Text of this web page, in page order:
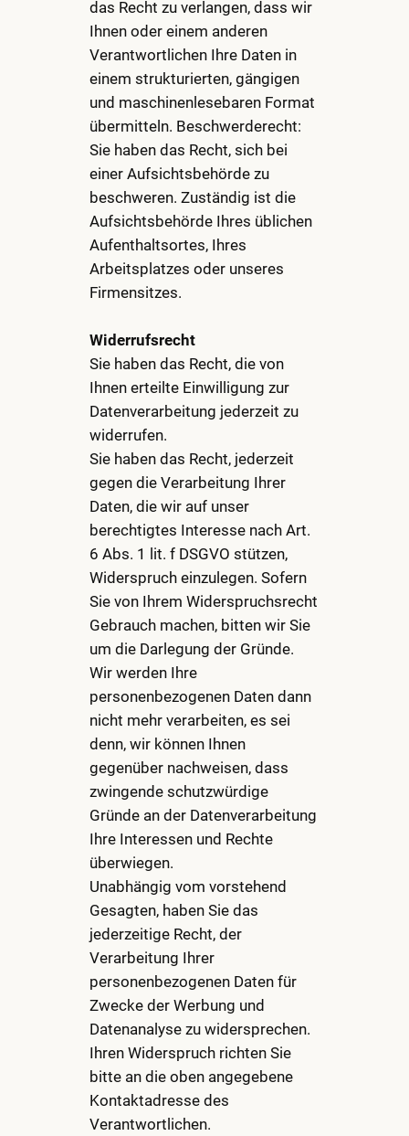
das Recht zu verlangen, dass wir
Ihnen oder einem anderen
Verantwortlichen Ihre Daten in
einem strukturierten, gängigen
und maschinenlesebaren Format
übermitteln. Beschwerderecht:
Sie haben das Recht, sich bei
einer Aufsichtsbehörde zu
beschweren. Zuständig ist die
Aufsichtsbehörde Ihres üblichen
Aufenthaltsortes, Ihres
Arbeitsplatzes oder unseres
Firmensitzes.
Widerrufsrecht
Sie haben das Recht, die von
Ihnen erteilte Einwilligung zur
Datenverarbeitung jederzeit zu
widerrufen.
Sie haben das Recht, jederzeit
gegen die Verarbeitung Ihrer
Daten, die wir auf unser
berechtigtes Interesse nach Art.
6 Abs. 1 lit. f DSGVO stützen,
Widerspruch einzulegen. Sofern
Sie von Ihrem Widerspruchsrecht
Gebrauch machen, bitten wir Sie
um die Darlegung der Gründe.
Wir werden Ihre
personenbezogenen Daten dann
nicht mehr verarbeiten, es sei
denn, wir können Ihnen
gegenüber nachweisen, dass
zwingende schutzwürdige
Gründe an der Datenverarbeitung
Ihre Interessen und Rechte
überwiegen.
Unabhängig vom vorstehend
Gesagten, haben Sie das
jederzeitige Recht, der
Verarbeitung Ihrer
personenbezogenen Daten für
Zwecke der Werbung und
Datenanalyse zu widersprechen.
Ihren Widerspruch richten Sie
bitte an die oben angegebene
Kontaktadresse des
Verantwortlichen.